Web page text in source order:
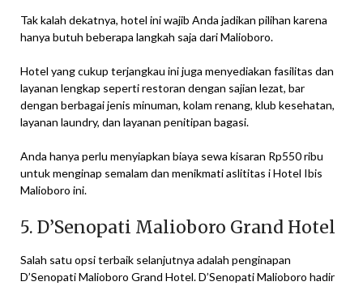
Tak kalah dekatnya, hotel ini wajib Anda jadikan pilihan karena
hanya butuh beberapa langkah saja dari Malioboro.
Hotel yang cukup terjangkau ini juga menyediakan fasilitas dan
layanan lengkap seperti restoran dengan sajian lezat, bar
dengan berbagai jenis minuman, kolam renang, klub kesehatan,
layanan laundry, dan layanan penitipan bagasi.
Anda hanya perlu menyiapkan biaya sewa kisaran Rp550 ribu
untuk menginap semalam dan menikmati aslititas i Hotel Ibis
Malioboro ini.
5. D’Senopati Malioboro Grand Hotel
Salah satu opsi terbaik selanjutnya adalah penginapan
D’Senopati Malioboro Grand Hotel. D’Senopati Malioboro hadir